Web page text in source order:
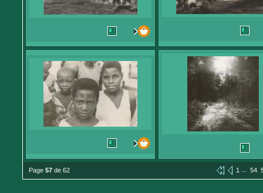
Page 57 de 62 1 ... 54